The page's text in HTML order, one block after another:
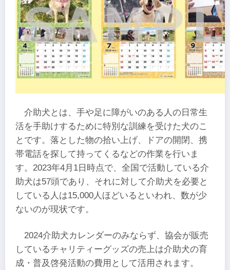
介助犬とは、手や足に障がいのある人の日常生
活を手助けするために特別な訓練を受けた犬のこ
とです。落とした物の拾い上げ、ドアの開閉、携
帯電話を探して持ってくるなどの作業を行いま
す。2023年4月1日時点で、全国で活動している介
助犬は57頭であり、それに対して介助犬を必要と
している人は15,000人ほどいるといわれ、数が少
ないのが現状です。
2024介助犬カレンダーのみならず、協会が販売
しているチャリティーグッズの売上は介助犬の育
成・普及啓発活動の費用として活用されます。